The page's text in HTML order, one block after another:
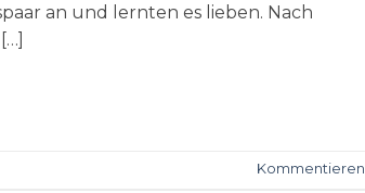
an und lernten es lieben. Nach
Kommentieren